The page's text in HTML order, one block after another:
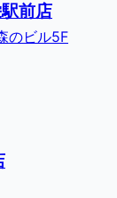
前店
のビル5F